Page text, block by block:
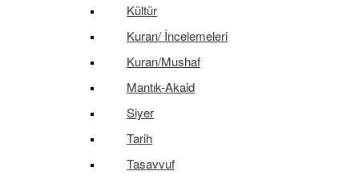
Kültür
Kuran/ İncelemeleri
Kuran/Mushaf
Mantık-Akaid
Siyer
Tarih
Tasavvuf